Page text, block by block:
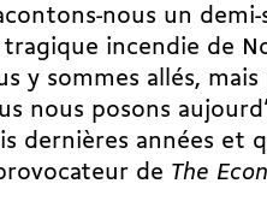
nous un
incendie de
y sommes allés, mais
nous posons
dernières années
de The